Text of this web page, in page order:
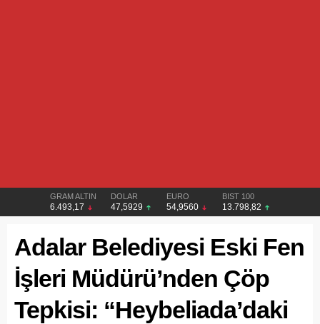
GRAM ALTIN
6.493,17
DOLAR
47,5929
EURO
54,9560
BIST 100
13.798,82
Adalar Belediyesi Eski Fen
İşleri Müdürü’nden Çöp
Tepkisi: “Heybeliada’daki